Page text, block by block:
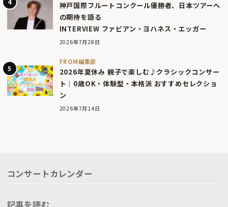
神戸国際フルートコンクール優勝者、日本ツアーへ
の期待を語る
INTERVIEW ファビアン・ヨハネス・エッガー
2026年7月28日
FROM編集部
2026年夏休み 親子で楽しむ♪クラシックコンサー
ト｜0歳OK・体験型・本格派 おすすめセレクショ
ン
2026年7月14日
コンサートカレンダー
記事を読む